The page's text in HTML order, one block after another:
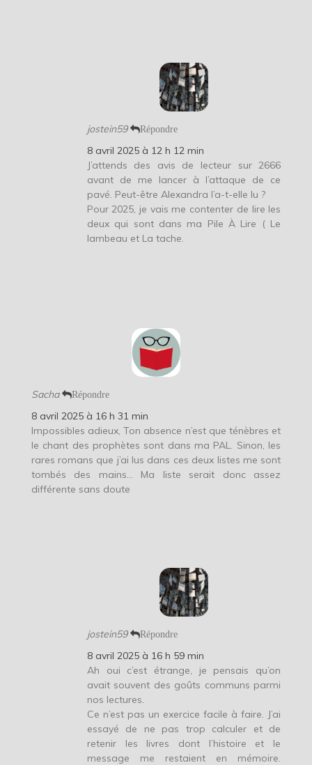
jostein59 Répondre
8 avril 2025 à 12 h 12 min
J’attends des avis de lecteur sur 2666
avant de me lancer à l’attaque de ce
pavé. Peut-être Alexandra l’a-t-elle lu ?
Pour 2025, je vais me contenter de lire les
deux qui sont dans ma Pile À Lire ( Le
lambeau et La tache.
Sacha Répondre
8 avril 2025 à 16 h 31 min
Impossibles adieux, Ton absence n’est que ténèbres et
le chant des prophètes sont dans ma PAL. Sinon, les
rares romans que j’ai lus dans ces deux listes me sont
tombés des mains… Ma liste serait donc assez
différente sans doute
jostein59 Répondre
8 avril 2025 à 16 h 59 min
Ah oui c’est étrange, je pensais qu’on
avait souvent des goûts communs parmi
nos lectures.
Ce n’est pas un exercice facile à faire. J’ai
essayé de ne pas trop calculer et de
retenir les livres dont l’histoire et le
message me restaient en mémoire.